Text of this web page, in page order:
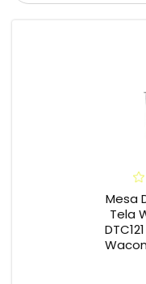
Mesa
Tela
DTC121 12” +